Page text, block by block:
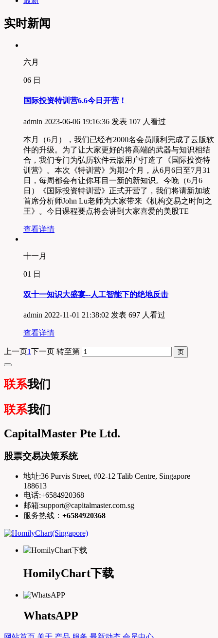
实时新闻
六月
06 日
国际投资特训营6.6今日开营！
admin 2023-06-06 19:16:36 发表 107 人看过
本月（6月），我们已经有2000名会员顺利完成了云版软
件的升级。为了让大家更好的将高端的武器与知识相结
合，我们专门为弘历软件云版用户打造了《国际投资特
训营》。本次《特训营》为期2个月，从6月6日至7月31
日，每周都会有让你耳目一新的新知识。今晚（6月6
日）《国际投资特训营》正式开营了，我们将请新加坡
首席分析师John Lu老师为大家带来《机构交易之时间之
王》。今日课程要点将会讲到大家喜爱的美股TE
查看详情
十一月
01 日
双十一知识大盛宴--人工智能下的绝地反击
admin 2022-11-01 21:38:02 发表 697 人看过
查看详情
上一页1下一页 转至第
联系我们
联系我们
CapitalMaster Pte Ltd.
股票交易决策系统
地址:36 Purvis Street, #02-12 Talib Centre, Singapore
188613
电话:+6584920368
邮箱:support@capitalmaster.com.sg
服务热线： +6584920368
HomilyChart下载
WhatsAPP